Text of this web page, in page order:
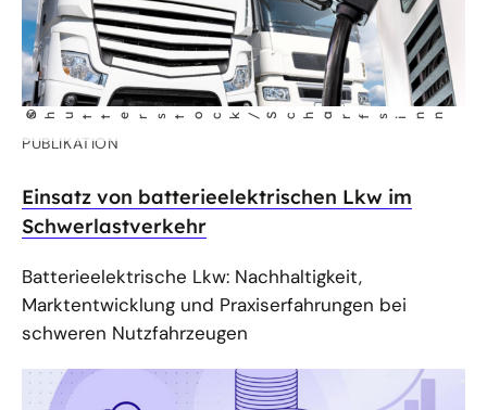
©
Shutterstock/Scha
rfs i nn
PUBLIKATION
Einsatz von batterieelektrischen Lkw im
Schwerlastverkehr
Batterieelektrische Lkw: Nachhaltigkeit,
Marktentwicklung und Praxiserfahrungen bei
schweren Nutzfahrzeugen